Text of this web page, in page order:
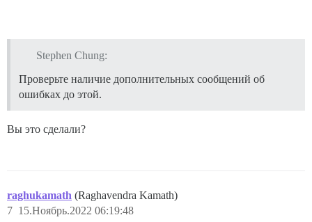
Stephen Chung:
Проверьте наличие дополнительных сообщений об
ошибках до этой.
Вы это сделали?
raghukamath (Raghavendra Kamath)
15.Ноябрь.2022 06:19:48
7